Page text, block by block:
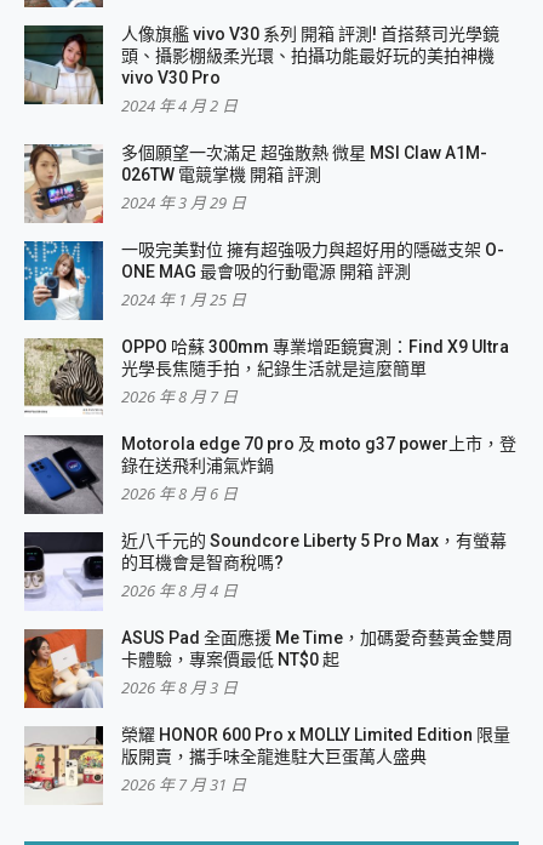
人像旗艦 vivo V30 系列 開箱 評測! 首搭蔡司光學鏡
頭、攝影棚級柔光環、拍攝功能最好玩的美拍神機
vivo V30 Pro
2024 年 4 月 2 日
多個願望一次滿足 超強散熱 微星 MSI Claw A1M-
026TW 電競掌機 開箱 評測
2024 年 3 月 29 日
一吸完美對位 擁有超強吸力與超好用的隱磁支架 O-
ONE MAG 最會吸的行動電源 開箱 評測
2024 年 1 月 25 日
OPPO 哈蘇 300mm 專業增距鏡實測：Find X9 Ultra
光學長焦隨手拍，紀錄生活就是這麼簡單
2026 年 8 月 7 日
Motorola edge 70 pro 及 moto g37 power上市，登
錄在送飛利浦氣炸鍋
2026 年 8 月 6 日
近八千元的 Soundcore Liberty 5 Pro Max，有螢幕
的耳機會是智商稅嗎?
2026 年 8 月 4 日
ASUS Pad 全面應援 Me Time，加碼愛奇藝黃金雙周
卡體驗，專案價最低 NT$0 起
2026 年 8 月 3 日
榮耀 HONOR 600 Pro x MOLLY Limited Edition 限量
版開賣，攜手味全龍進駐大巨蛋萬人盛典
2026 年 7 月 31 日